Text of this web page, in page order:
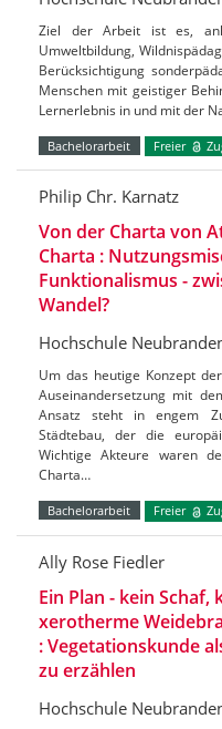
Ziel der Arbeit ist es,
Umweltbildung,
Berücksichtigung
Menschen mit geistiger
Lernerlebnis in und mit der
Bachelorarbeit Freier
Philip Chr. Karnatz
Von der Charta von
Charta :
Funktionalismus -
Wandel?
Hochschule
Um das heutige Konzept
Auseinandersetzung mit
Ansatz steht in engem
Städtebau, der die
Wichtige Akteure waren
Charta…
Bachelorarbeit Freier
Ally Rose Fiedler
Ein Plan - kein
xerotherme
: Vegetationskunde
zu erzählen
Hochschule